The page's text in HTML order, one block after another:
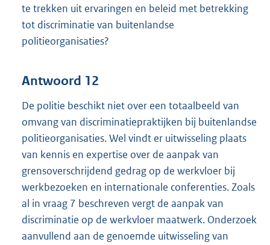
te trekken uit ervaringen en beleid met betrekking
tot discriminatie van buitenlandse
politieorganisaties?
Antwoord 12
De politie beschikt niet over een totaalbeeld van
omvang van discriminatiepraktijken bij buitenlandse
politieorganisaties. Wel vindt er uitwisseling plaats
van kennis en expertise over de aanpak van
grensoverschrijdend gedrag op de werkvloer bij
werkbezoeken en internationale conferenties. Zoals
al in vraag 7 beschreven vergt de aanpak van
discriminatie op de werkvloer maatwerk. Onderzoek
aanvullend aan de genoemde uitwisseling van